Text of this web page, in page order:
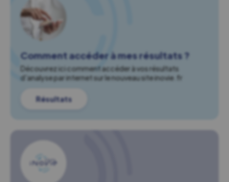
Comment accéder à mes résultats ?
Découvrez ici comment accéder à vos résultats
d'analyse par internet sur le nouveau site inovie.fr
Résultats